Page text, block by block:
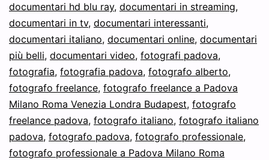
documentari hd blu ray, documentari in streaming,
documentari in tv, documentari interessanti,
documentari italiano, documentari online, documentari
più belli, documentari video, fotografi padova,
fotografia, fotografia padova, fotografo alberto,
fotografo freelance, fotografo freelance a Padova
Milano Roma Venezia Londra Budapest, fotografo
freelance padova, fotografo italiano, fotografo italiano
padova, fotografo padova, fotografo professionale,
fotografo professionale a Padova Milano Roma